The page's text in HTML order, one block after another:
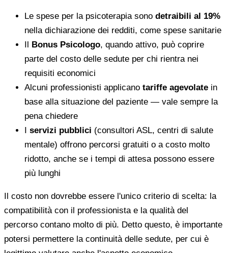
Le spese per la psicoterapia sono detraibili al 19%
nella dichiarazione dei redditi, come spese sanitarie
Il Bonus Psicologo, quando attivo, può coprire
parte del costo delle sedute per chi rientra nei
requisiti economici
Alcuni professionisti applicano tariffe agevolate in
base alla situazione del paziente — vale sempre la
pena chiedere
I servizi pubblici (consultori ASL, centri di salute
mentale) offrono percorsi gratuiti o a costo molto
ridotto, anche se i tempi di attesa possono essere
più lunghi
Il costo non dovrebbe essere l'unico criterio di scelta: la
compatibilità con il professionista e la qualità del
percorso contano molto di più. Detto questo, è importante
potersi permettere la continuità delle sedute, per cui è